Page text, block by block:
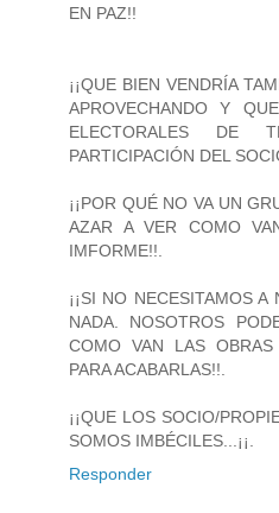
EN PAZ!!
¡¡QUE BIEN VENDRÍA
APROVECHANDO Y
ELECTORALES DE
PARTICIPACIÓN DEL
¡¡POR QUÉ NO VA UN
AZAR A VER COMO
IMFORME!!.
¡¡SI NO NECESITAMOS
NADA. NOSOTROS
COMO VAN LAS
PARA ACABARLAS!!.
¡¡QUE LOS SOCIO/
SOMOS IMBÉCILES...¡¡.
Responder